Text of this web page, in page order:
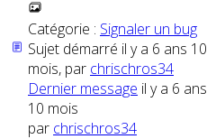
Catégorie : Signaler un bug
Sujet démarré il y a 6 ans 10
mois, par chrischros34
Dernier message il y a 6 ans
10 mois
par chrischros34